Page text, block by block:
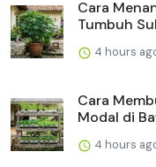
Cara
Tumbuh
4 hours
Cara
Modal di
4 hours